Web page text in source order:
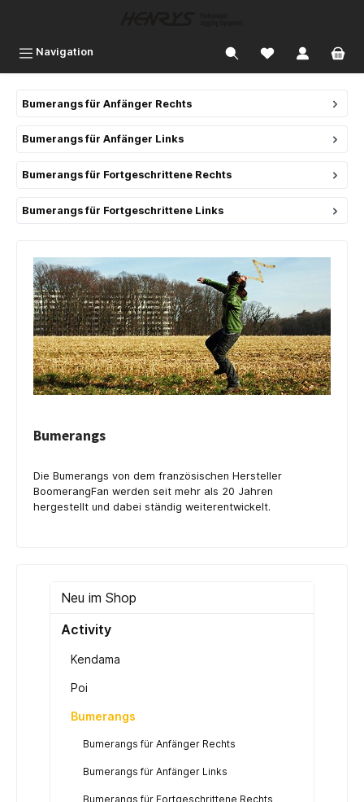
Navigation
Bumerangs für Anfänger Rechts
Bumerangs für Anfänger Links
Bumerangs für Fortgeschrittene Rechts
Bumerangs für Fortgeschrittene Links
Bumerangs
Die Bumerangs von dem französischen Hersteller
BoomerangFan werden seit mehr als 20 Jahren
hergestellt und dabei ständig weiterentwickelt.
Neu im Shop
Activity
Kendama
Poi
Bumerangs
Bumerangs für Anfänger Rechts
Bumerangs für Anfänger Links
Bumerangs für Fortgeschrittene Rechts